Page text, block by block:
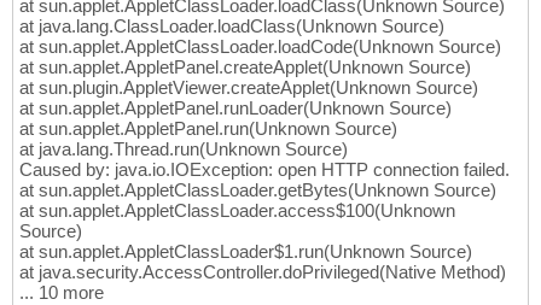
at sun.applet.AppletClassLoader.loadClass(Unknown Source)
at java.lang.ClassLoader.loadClass(Unknown Source)
at sun.applet.AppletClassLoader.loadCode(Unknown Source)
at sun.applet.AppletPanel.createApplet(Unknown Source)
at sun.plugin.AppletViewer.createApplet(Unknown Source)
at sun.applet.AppletPanel.runLoader(Unknown Source)
at sun.applet.AppletPanel.run(Unknown Source)
at java.lang.Thread.run(Unknown Source)
Caused by: java.io.IOException: open HTTP connection failed.
at sun.applet.AppletClassLoader.getBytes(Unknown Source)
at sun.applet.AppletClassLoader.access$100(Unknown
Source)
at sun.applet.AppletClassLoader$1.run(Unknown Source)
at java.security.AccessController.doPrivileged(Native Method)
... 10 more